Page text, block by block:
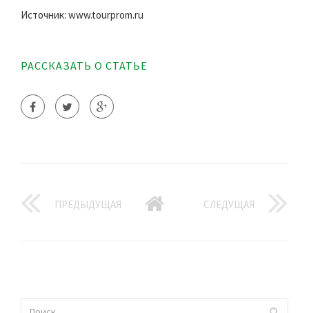
Источник: www.tourprom.ru
РАССКАЗАТЬ О СТАТЬЕ
ПРЕДЫДУЩАЯ СЛЕДУЩАЯ